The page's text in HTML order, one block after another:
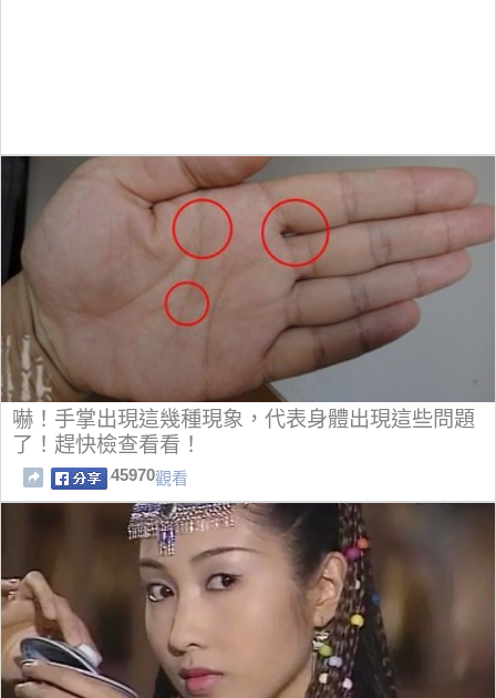
嚇！手掌出現這幾種現象，代表身體出現這些問題
了！趕快檢查看看！
45970觀看